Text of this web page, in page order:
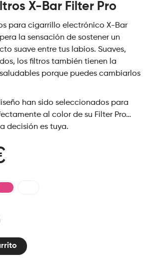
X-Bar Filter Pro
para cigarrillo electrónico X-Bar
la sensación de sostener un
suave entre tus labios. Suaves,
los filtros también tienen la
porque puedes cambiarlos
han sido seleccionados para
al color de su Filter Pro…
decisión es tuya.